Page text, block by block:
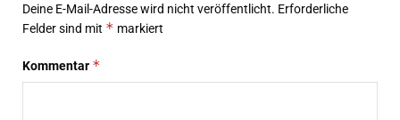
Deine E-Mail-Adresse wird nicht veröffentlicht. Erforderliche
Felder sind mit * markiert
Kommentar *